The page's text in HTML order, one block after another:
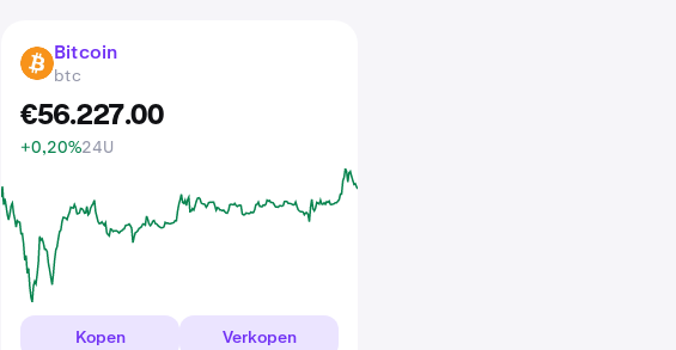
BTC Bitcoin
btc
€56.227.00
+0,20%24U
Kopen Verkopen